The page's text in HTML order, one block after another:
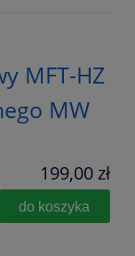
MFT-HZ
MW
199,00 zł
do koszyka